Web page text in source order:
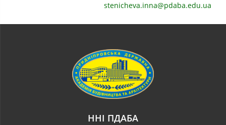
stenicheva.inna@pdaba.edu.ua
ННІ ПДАБА